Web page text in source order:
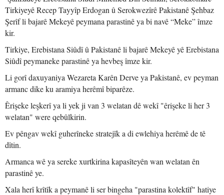
Tirkiyeyê Recep Tayyîp Erdogan û Serokwezîrê Pakistanê Şehbaz
Şerîf li bajarê Mekeyê peymana parastinê ya bi navê “Meke” îmze
kir.
Tirkiye, Erebistana Siûdî û Pakistanê li bajarê Mekeyê yê Erebistana
Siûdî peymaneke parastinê ya hevbeş îmze kir.
Li gorî daxuyaniya Wezareta Karên Derve ya Pakistanê, ev peyman
armanc dike ku aramiya herêmî biparêze.
Êrişeke leşkerî ya li yek ji van 3 welatan dê wekî "êrişeke li her 3
welatan" were qebûlkirin.
Ev pêngav wekî guherîneke stratejîk a di ewlehiya herêmê de tê
dîtin.
Armanca wê ya sereke xurtkirina kapasîteyên wan welatan ên
parastinê ye.
Xala herî krîtîk a peymanê li ser bingeha "parastina kolektîf" hatiye